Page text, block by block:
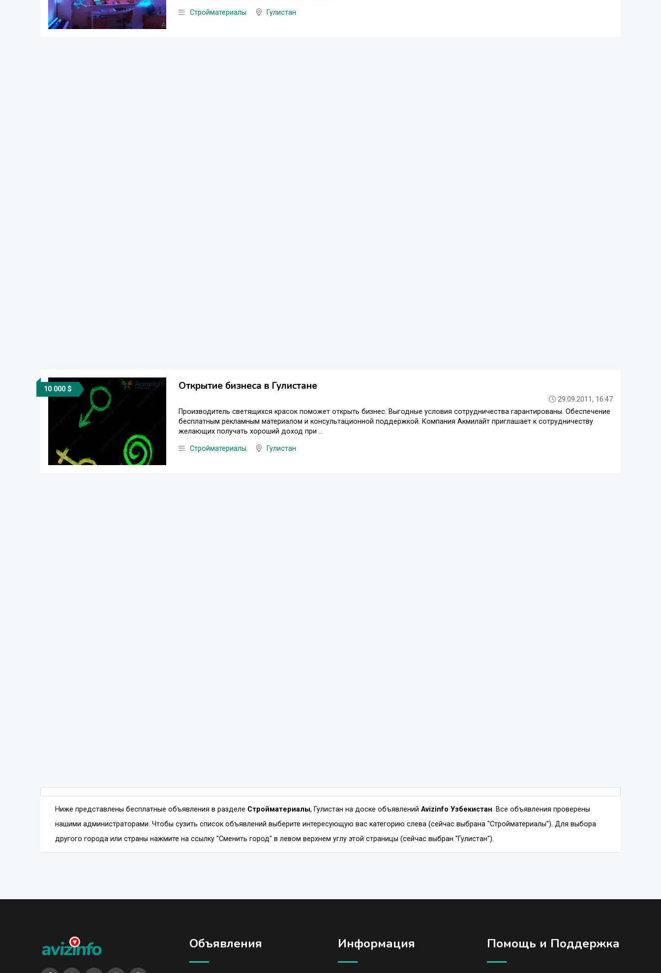
Стройматериалы Гулистан
10 000 $ Открытие бизнеса в Гулистане
29.09.2011, 16:47
Производитель светящихся красок поможет открыть бизнес. Выгодные условия сотрудничества гарантированы. Обеспечение
бесплатным рекламным материалом и консультационной поддержкой. Компания Акмилайт приглашает к сотрудничеству
желающих получать хороший доход при ...
Стройматериалы Гулистан
Ниже представлены бесплатные объявления в разделе Стройматериалы, Гулистан на доске объявлений Avizinfo Узбекистан. Все объявления проверены
нашими администраторами. Чтобы сузить список объявлений выберите интересующую вас категорию слева (сейчас выбрана "Стройматериалы"). Для выбора
другого города или страны нажмите на ссылку "Сменить город" в левом верхнем углу этой страницы (сейчас выбран "Гулистан").
Объявления Информация Помощь и Поддержка